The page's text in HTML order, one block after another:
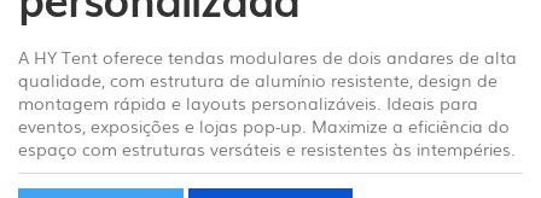
A HY Tent oferece tendas modulares de dois andares de alta
qualidade, com estrutura de alumínio resistente, design de
montagem rápida e layouts personalizáveis. Ideais para
eventos, exposições e lojas pop-up. Maximize a eficiência do
espaço com estruturas versáteis e resistentes às intempéries.